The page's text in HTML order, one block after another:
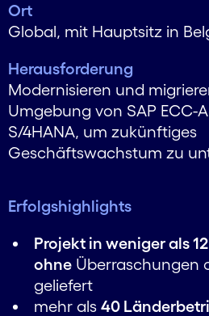
Ort
Global, mit Hauptsitz in
Herausforderung
Modernisieren und
Umgebung von SAP ECC-
S/4HANA, um zukünftiges
Geschäftswachstum zu
Erfolgshighlights
Projekt in weniger als
ohne Überraschungen
geliefert
mehr als40